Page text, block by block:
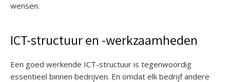
wensen.
ICT-structuur en -werkzaamheden
Een goed werkende ICT-structuur is tegenwoordig
essentieel binnen bedrijven. En omdat elk bedrijf andere